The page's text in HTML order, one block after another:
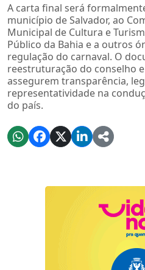
A carta final será
município de Salvador, ao
Municipal de Cultura e
Público da Bahia e a outros
regulação do carnaval. O
reestruturação do conselho
assegurem transparência,
representatividade na
do país.